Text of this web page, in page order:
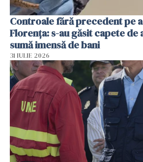
Controale fără precedent pe
Florența: s-au găsit capete de
sumă imensă de bani
31 IULIE 2026